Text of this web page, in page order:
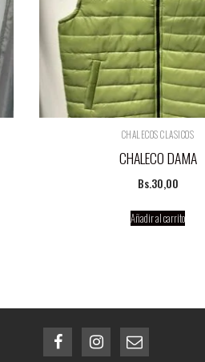
CHALECOS CLASICOS
CHALECO DAMA
Bs.30,00
Añadir al carrito